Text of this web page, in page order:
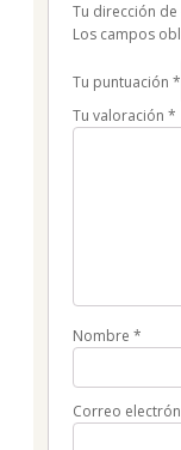
Tu dirección
Los campos
Tu puntuación *
Tu valoración *
Nombre *
Correo